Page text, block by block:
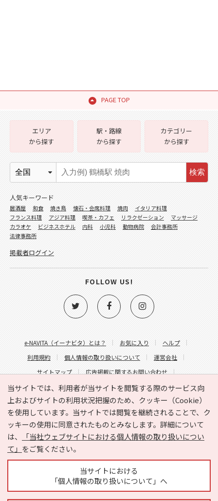
PAGE TOP
当サイトでは、利用者が当サイトを閲覧する際のサービス向
上およびサイトの利用状況把握のため、クッキー（Cookie）
を使用しています。当サイトでは閲覧を継続されることで、ク
ッキーの使用に同意されたものとみなします。詳細について
は、
「当社ウェブサイトにおける個人情報の取り扱いについ
て」 をご覧ください。
当サイトにおける
「個人情報の取り扱いについて」へ
e-NAVITA（イーナビタ）とは？ お気に入り
ヘルプ
利用規約
個人情報の取り扱いについて
運営会社
サイトマップ
広告掲載に関するお問い合わせ
サイトの内容に関するお問い合わせ
エリア
から探す
駅・路線
から探す
カテゴリー
から探す
検索
人気キーワード
居酒屋 和食 焼き鳥 懐石・会席料理 焼肉
イタリア料理
フランス料理
アジア料理 喫茶・カフェ リラクゼーション
マッサージ
カラオケ
ビジネスホテル 内科 小児科 動物病院
会計事務所
法律事務所
掲載者ログイン
FOLLOW US!
Copyright © HYOJITO.Co.,Ltd. All Rights Reserved.